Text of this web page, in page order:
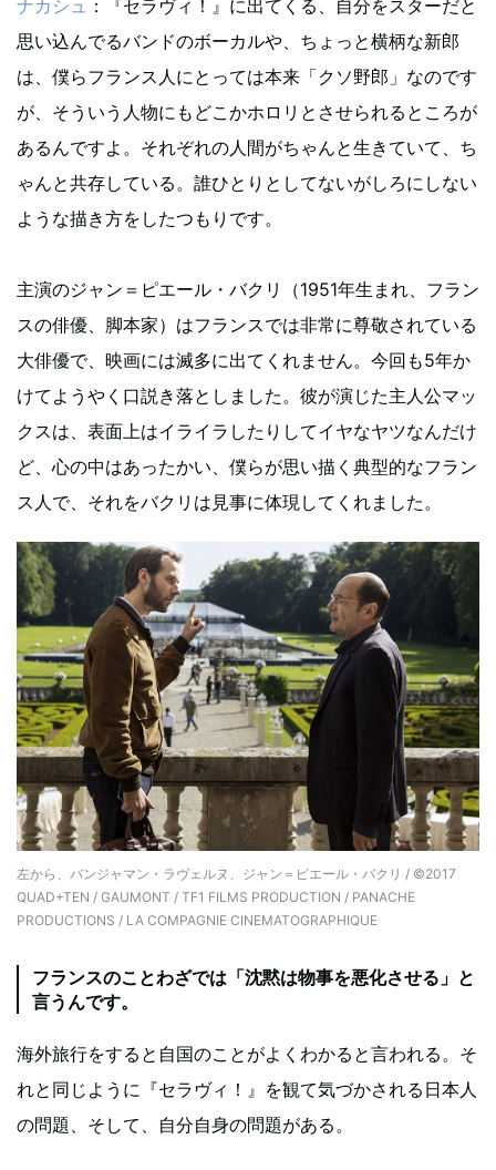
ナカシュ ：『セラヴィ！』に出てくる、自分をスターだと
思い込んでるバンドのボーカルや、ちょっと横柄な新郎
は、僕らフランス人にとっては本来「クソ野郎」なのです
が、そういう人物にもどこかホロリとさせられるところが
あるんですよ。それぞれの人間がちゃんと生きていて、ち
ゃんと共存している。誰ひとりとしてないがしろにしない
ような描き方をしたつもりです。
主演のジャン＝ピエール・バクリ（1951年生まれ、フラン
スの俳優、脚本家）はフランスでは非常に尊敬されている
大俳優で、映画には滅多に出てくれません。今回も5年か
けてようやく口説き落としました。彼が演じた主人公マッ
クスは、表面上はイライラしたりしてイヤなヤツなんだけ
ど、心の中はあったかい、僕らが思い描く典型的なフラン
ス人で、それをバクリは見事に体現してくれました。
左から、バンジャマン・ラヴェルヌ、ジャン＝ピエール・バクリ / ©2017
QUAD+TEN / GAUMONT / TF1 FILMS PRODUCTION / PANACHE
PRODUCTIONS / LA COMPAGNIE CINEMATOGRAPHIQUE
フランスのことわざでは「沈黙は物事を悪化させる」と
言うんです。
海外旅行をすると自国のことがよくわかると言われる。そ
れと同じように『セラヴィ！』を観て気づかされる日本人
の問題、そして、自分自身の問題がある。